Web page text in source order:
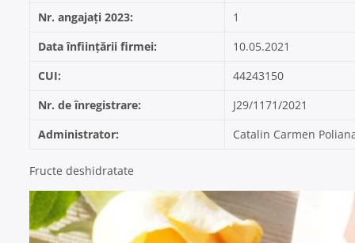
Nr. angajați 2023:
1
Data înființării firmei:
10.05.2021
CUI:
44243150
Nr. de înregistrare:
J29/1171/2021
Administrator:
Catalin Carmen
Fructe deshidratate